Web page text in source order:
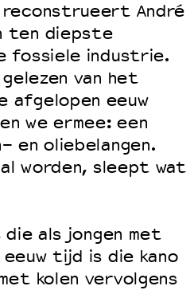
André
ten diepste
fossiele industrie.
van het
afgelopen eeuw
we ermee: een
en oliebelangen.
worden, sleept wat
die als jongen met
tijd is die kano
kolen vervolgens